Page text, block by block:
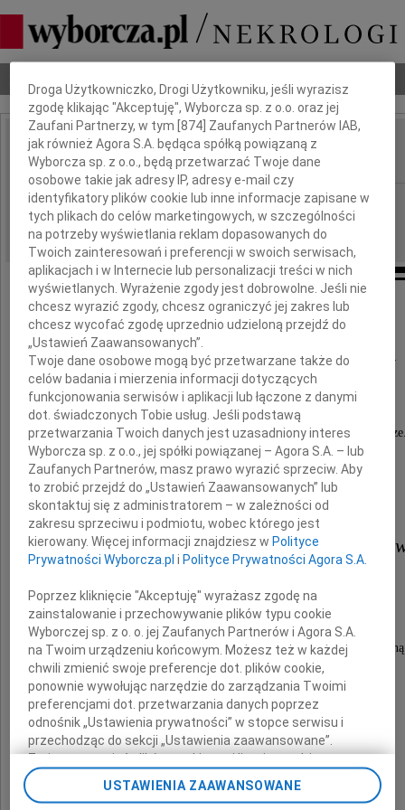
IMIĘ I NAZWISKO: Bolesław Klepajczuk
REGION: Szczecin
DATA EMISJI: 20.07.2011
Bolesław Klepajczuk
przez wiele lat towarzyszył nam w naszej
Dziś pozostaje nam towarzyszyć
Jego Bliskim
Żonie Joannie i Synowi
w najsmutniejszej uroczystości pożegnania.
Dziękujemy za niezwykłą przygodę
Pani Joanno, Maćku, pozostajemy z Wami
Ola, Roma, Bogdan i Roman
Dbamy o Twoją prywatność
Droga Użytkowniczko, Drogi Użytkowniku, jeśli wyrazisz
zgodę klikając "Akceptuję", Wyborcza sp. z o.o. oraz jej
Zaufani Partnerzy, w tym [874 ] Zaufanych Partnerów IAB,
jak również Agora S.A. będąca spółką powiązaną z
Wyborcza sp. z o.o., będą przetwarzać Twoje dane
osobowe takie jak adresy IP, adresy e-mail czy
identyfikatory plików cookie lub inne informacje zapisane w
tych plikach do celów marketingowych, w szczególności
na potrzeby wyświetlania reklam dopasowanych do
Twoich zainteresowań i preferencji w swoich serwisach,
aplikacjach i w Internecie lub personalizacji treści w nich
wyświetlanych. Wyrażenie zgody jest dobrowolne. Jeśli nie
chcesz wyrazić zgody, chcesz ograniczyć jej zakres lub
chcesz wycofać zgodę uprzednio udzieloną przejdź do
„Ustawień Zaawansowanych”.
Twoje dane osobowe mogą być przetwarzane także do
celów badania i mierzenia informacji dotyczących
funkcjonowania serwisów i aplikacji lub łączone z danymi
dot. świadczonych Tobie usług. Jeśli podstawą
przetwarzania Twoich danych jest uzasadniony interes
Wyborcza sp. z o.o., jej spółki powiązanej – Agora S.A. – lub
Zaufanych Partnerów, masz prawo wyrazić sprzeciw. Aby
to zrobić przejdź do „Ustawień Zaawansowanych” lub
skontaktuj się z administratorem – w zależności od
zakresu sprzeciwu i podmiotu, wobec którego jest
kierowany. Więcej informacji znajdziesz w Polityce
Prywatności Wyborcza.pl i Polityce Prywatności Agora S.A.
Poprzez kliknięcie "Akceptuję" wyrażasz zgodę na
zainstalowanie i przechowywanie plików typu cookie
Wyborczej sp. z o. o. jej Zaufanych Partnerów i Agora S.A.
na Twoim urządzeniu końcowym. Możesz też w każdej
chwili zmienić swoje preferencje dot. plików cookie,
ponownie wywołując narzędzie do zarządzania Twoimi
preferencjami dot. przetwarzania danych poprzez
odnośnik „Ustawienia prywatności” w stopce serwisu i
przechodząc do sekcji „Ustawienia zaawansowane”.
Zmiana ustawień plików cookie możliwa jest także za
pomocą ustawień przeglądarki.
USTAWIENIA ZAAWANSOWANE